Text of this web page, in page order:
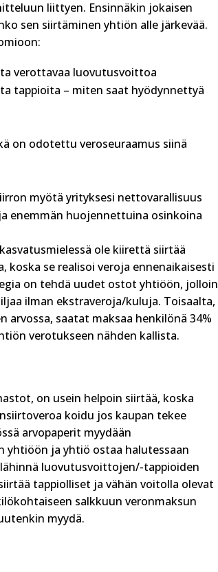
liittyen. Ensinnäkin jokaisen
sen siirtäminen yhtiön alle järkevää.
verottavaa luovutusvoittoa
tappioita – miten saat hyödynnettyä
on odotettu veroseuraamus siinä
myötä yrityksesi nettovarallisuus
enemmän huojennettuina osinkoina
ole kiirettä siirtää
se realisoi veroja ennenaikaisesti
on tehdä uudet ostot yhtiöön, jolloin
ilman ekstraveroja/kuluja. Toisaalta,
saatat maksaa henkilönä 34%
verotukseen nähden kallista.
on usein helpoin siirtää, koska
koidu jos kaupan tekee
arvopaperit myydään
yhtiöön ja yhtiö ostaa halutessaan
luovutusvoittojen/-tappioiden
tappiolliset ja vähän voitolla olevat
salkkuun veronmaksun
myydä.